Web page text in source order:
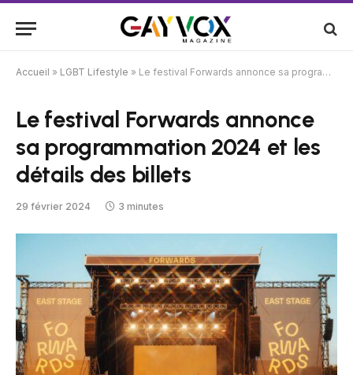
Accueil » LGBT Lifestyle » Le festival Forwards annonce sa programmation 2024 et les détails des billets
Le festival Forwards annonce
sa programmation 2024 et les
détails des billets
29 février 2024 3 minutes